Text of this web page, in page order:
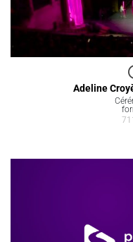
Adeline